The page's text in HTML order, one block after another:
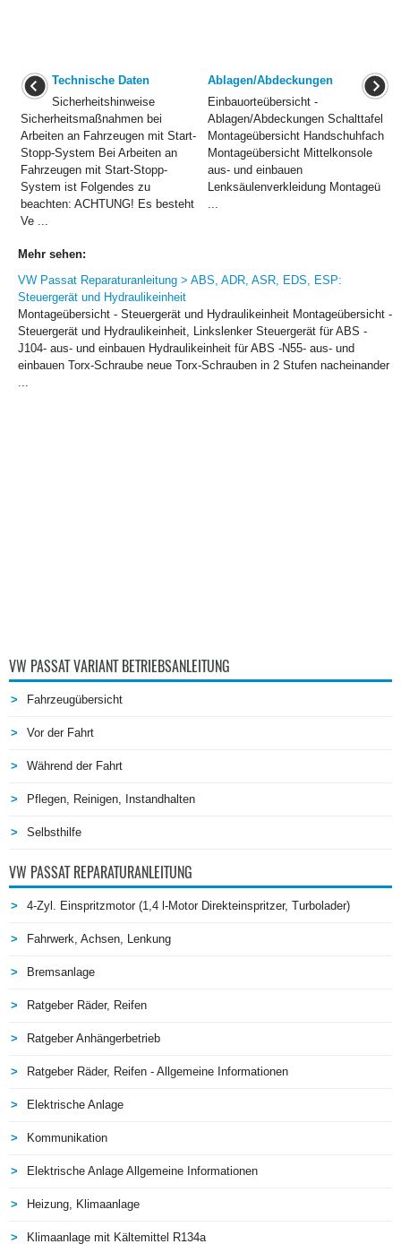
Technische Daten
Sicherheitshinweise
Sicherheitsmaßnahmen bei
Arbeiten an Fahrzeugen mit Start-
Stopp-System Bei Arbeiten an
Fahrzeugen mit Start-Stopp-
System ist Folgendes zu
beachten: ACHTUNG! Es besteht
Ve ...
Ablagen/Abdeckungen
Einbauorteübersicht -
Ablagen/Abdeckungen Schalttafel
Montageübersicht Handschuhfach
Montageübersicht Mittelkonsole
aus- und einbauen
Lenksäulenverkleidung Montageü
...
Mehr sehen:
VW Passat Reparaturanleitung > ABS, ADR, ASR, EDS, ESP:
Steuergerät und Hydraulikeinheit
Montageübersicht - Steuergerät und Hydraulikeinheit Montageübersicht -
Steuergerät und Hydraulikeinheit, Linkslenker Steuergerät für ABS -
J104- aus- und einbauen Hydraulikeinheit für ABS -N55- aus- und
einbauen Torx-Schraube neue Torx-Schrauben in 2 Stufen nacheinander
...
VW PASSAT VARIANT BETRIEBSANLEITUNG
Fahrzeugübersicht
Vor der Fahrt
Während der Fahrt
Pflegen, Reinigen, Instandhalten
Selbsthilfe
VW PASSAT REPARATURANLEITUNG
4-Zyl. Einspritzmotor (1,4 l-Motor Direkteinspritzer, Turbolader)
Fahrwerk, Achsen, Lenkung
Bremsanlage
Ratgeber Räder, Reifen
Ratgeber Anhängerbetrieb
Ratgeber Räder, Reifen - Allgemeine Informationen
Elektrische Anlage
Kommunikation
Elektrische Anlage Allgemeine Informationen
Heizung, Klimaanlage
Klimaanlage mit Kältemittel R134a